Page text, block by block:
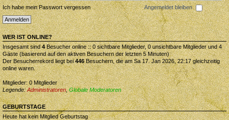
Ich habe mein Passwort vergessen
Angemeldet bleiben
WER IST ONLINE?
Insgesamt sind4Besucher online :: 0 sichtbare Mitglieder, 0 unsichtbare Mitglieder und 4
Gäste (basierend auf den aktiven Besuchern der letzten 5 Minuten)
Der Besucherrekord liegt bei446Besuchern, die am Sa 17. Jan 2026, 22:17 gleichzeitig
online waren.
Mitglieder: 0 Mitglieder
Legende:Administratoren,Globale Moderatoren
GEBURTSTAGE
Heute hat kein Mitglied Geburtstag